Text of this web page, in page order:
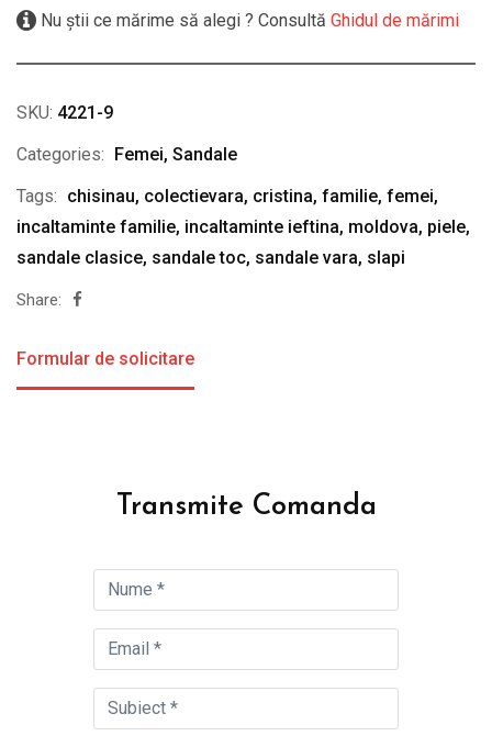
Nu știi ce mărime să alegi ? Consultă Ghidul de mărimi
SKU: 4221-9
Categories: Femei, Sandale
Tags: chisinau, colectievara, cristina, familie, femei,
incaltaminte familie, incaltaminte ieftina, moldova, piele,
sandale clasice, sandale toc, sandale vara, slapi
Share:
Formular de solicitare
Transmite Comanda